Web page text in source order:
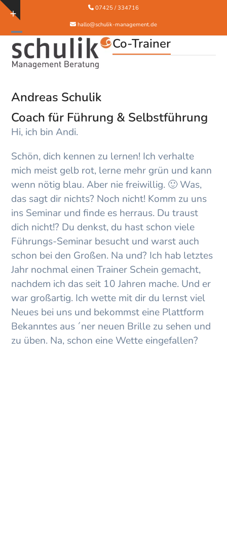
Skip
content
Show
notice
07425 / 334716
hallo@schulik-management.de
Open
mobile
menu
Close
mobile
menu
Co-Trainer
Andreas Schulik
Coach für Führung & Selbstführung
Hi, ich bin Andi.
Schön, dich kennen zu lernen! Ich verhalte
mich meist gelb rot, lerne mehr grün und kann
wenn nötig blau. Aber nie freiwillig. 🙂 Was,
das sagt dir nichts? Noch nicht! Komm zu uns
ins Seminar und finde es herraus. Du traust
dich nicht!? Du denkst, du hast schon viele
Führungs-Seminar besucht und warst auch
schon bei den Großen. Na und? Ich hab letztes
Jahr nochmal einen Trainer Schein gemacht,
nachdem ich das seit 10 Jahren mache. Und er
war großartig. Ich wette mit dir du lernst viel
Neues bei uns und bekommst eine Plattform
Bekanntes aus ´ner neuen Brille zu sehen und
zu üben. Na, schon eine Wette eingefallen?